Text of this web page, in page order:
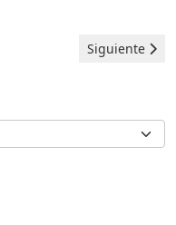
Artículo
Siguiente